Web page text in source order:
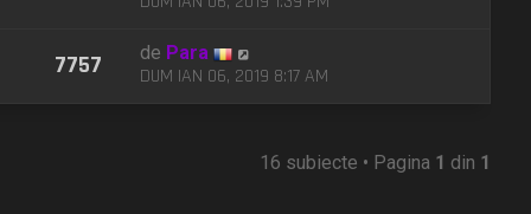
7757 de Para
DUM IAN 06, 2019 8:17 AM
16 subiecte • Pagina 1 din 1